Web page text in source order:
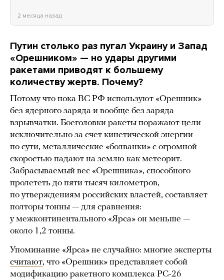
2 месяца назад
Путин столько раз пугал Украину и Запад
«Орешником» — но удары другими
ракетами приводят к большему
количеству жертв. Почему?
Потому что пока ВС РФ используют «Орешник»
без ядерного заряда и вообще без заряда
взрывчатки. Боеголовки ракеты поражают цели
исключительно за счет кинетической энергии —
по сути, металлические «болванки» с огромной
скоростью падают на землю как метеорит.
Забрасываемый вес «Орешника», способного
пролететь до пяти тысяч километров,
по утверждениям российских властей, составляет
полторы тонны — для сравнения:
у межконтинентального «Ярса» он меньше —
около 1,2 тонны.
Упоминание «Ярса» не случайно: многие эксперты
считают, что «Орешник» представляет собой
модификацию ракетного комплекса РС-26